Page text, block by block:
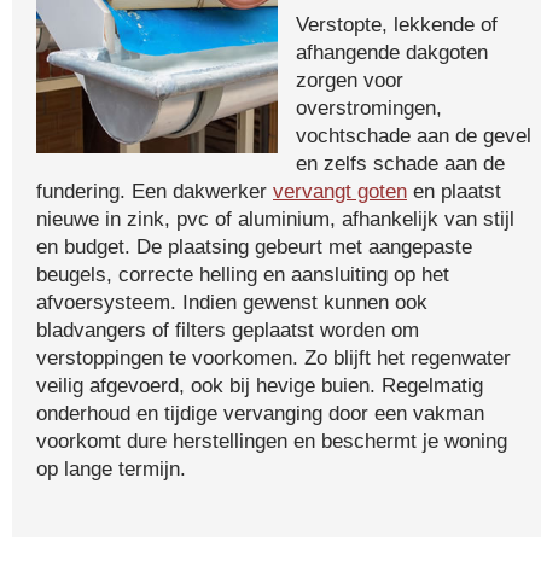
Verstopte, lekkende of
afhangende dakgoten
zorgen voor
overstromingen,
vochtschade aan de gevel
en zelfs schade aan de
fundering. Een dakwerker vervangt goten en plaatst
nieuwe in zink, pvc of aluminium, afhankelijk van stijl
en budget. De plaatsing gebeurt met aangepaste
beugels, correcte helling en aansluiting op het
afvoersysteem. Indien gewenst kunnen ook
bladvangers of filters geplaatst worden om
verstoppingen te voorkomen. Zo blijft het regenwater
veilig afgevoerd, ook bij hevige buien. Regelmatig
onderhoud en tijdige vervanging door een vakman
voorkomt dure herstellingen en beschermt je woning
op lange termijn.